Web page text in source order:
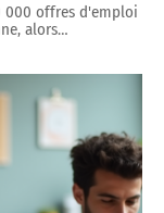
000 offres d'emploi
alors…